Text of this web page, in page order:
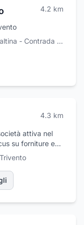
letto
disimpegni,
scale.
finestre su
alluminio.
4.2 km
Strada Statale 747 Fossaltina - Contrada Macchierio, Trivento
4.3 km
attiva nel
su forniture e
collettivi e
opera nelle
di prodotti
a case di
per
Trivento